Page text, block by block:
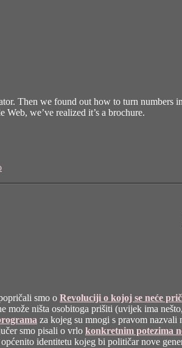
Then we found out how to turn
we’ve realized it’s a brochure.
smo o Revoluciji o kojoj se neće
može ništa osobitoga prišiti (uvijek ima
za kojeg su mnogi s pravom
smo pisali o vrlo konkretnim potezima
identitetu kojeg bi političar nove